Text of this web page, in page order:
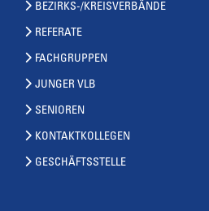
BEZIRKS-/KREISVERBÄNDE
REFERATE
FACHGRUPPEN
JUNGER VLB
SENIOREN
KONTAKTKOLLEGEN
GESCHÄFTSSTELLE